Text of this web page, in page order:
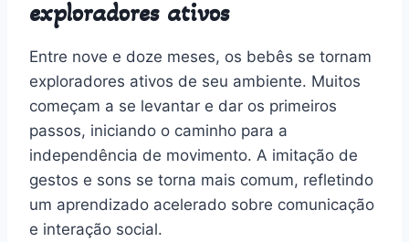
exploradores ativos
Entre nove e doze meses, os bebês se tornam
exploradores ativos de seu ambiente. Muitos
começam a se levantar e dar os primeiros
passos, iniciando o caminho para a
independência de movimento. A imitação de
gestos e sons se torna mais comum, refletindo
um aprendizado acelerado sobre comunicação
e interação social.